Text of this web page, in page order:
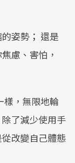
姿勢； 還是
慮、害怕，
樣，無限地輪
了減少使用手
改變自己體態